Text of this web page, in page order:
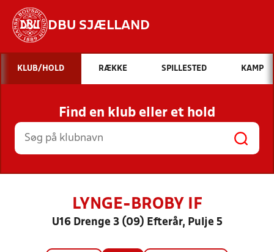
DBU SJÆLLAND
Hvad vil du søge efter?
INDHOLD OG NYHEDER
STILLINGER, RESULTATER, KLUBBER OG
HOLD
KLUB/HOLD RÆKKE SPILLESTED KAMP
Find en klub eller et hold
LYNGE-BROBY IF
U16 Drenge 3 (09) Efterår, Pulje 5